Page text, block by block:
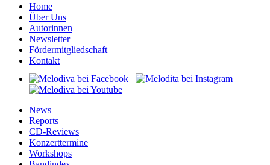
Home
Über Uns
Autorinnen
Newsletter
Fördermitgliedschaft
Kontakt
News
Reports
CD-Reviews
Konzerttermine
Workshops